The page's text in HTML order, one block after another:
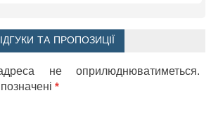
ТА ПРОПОЗИЦІЇ
не оприлюднюватиметься.
*